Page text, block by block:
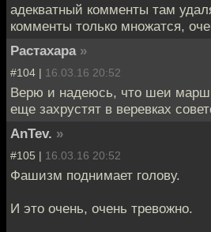
адекватный комменты там
комменты только множатся,
Растахара »
#104 | 16.03.16 20:52
Верю и надеюсь, что шеи
еще захрустят в веревках
AnTev. »
#105 | 16.03.16 20:52
Фашизм поднимает голову.
И это очень, очень тревожно.